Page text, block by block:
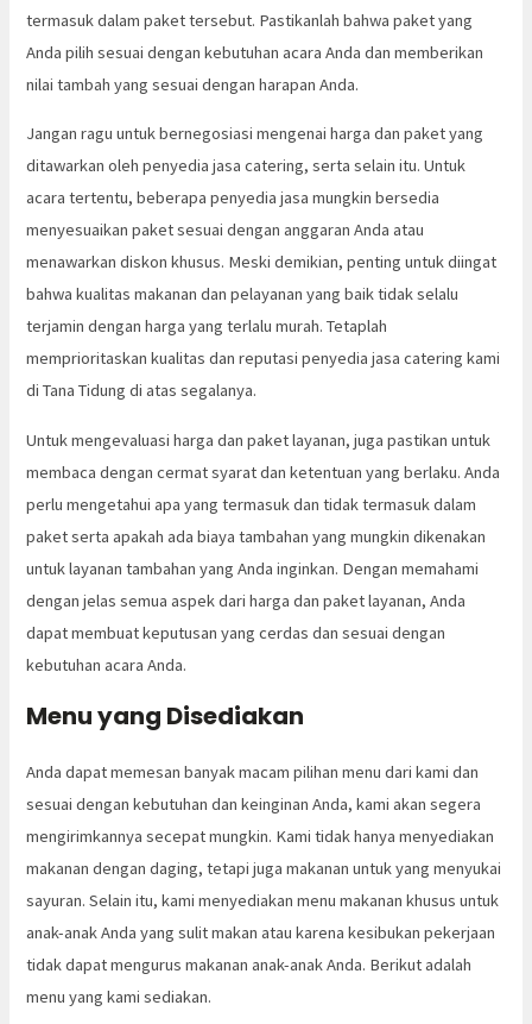
termasuk dalam paket tersebut. Pastikanlah bahwa paket yang
Anda pilih sesuai dengan kebutuhan acara Anda dan memberikan
nilai tambah yang sesuai dengan harapan Anda.
Jangan ragu untuk bernegosiasi mengenai harga dan paket yang
ditawarkan oleh penyedia jasa catering, serta selain itu. Untuk
acara tertentu, beberapa penyedia jasa mungkin bersedia
menyesuaikan paket sesuai dengan anggaran Anda atau
menawarkan diskon khusus. Meski demikian, penting untuk diingat
bahwa kualitas makanan dan pelayanan yang baik tidak selalu
terjamin dengan harga yang terlalu murah. Tetaplah
memprioritaskan kualitas dan reputasi penyedia jasa catering kami
di Tana Tidung di atas segalanya.
Untuk mengevaluasi harga dan paket layanan, juga pastikan untuk
membaca dengan cermat syarat dan ketentuan yang berlaku. Anda
perlu mengetahui apa yang termasuk dan tidak termasuk dalam
paket serta apakah ada biaya tambahan yang mungkin dikenakan
untuk layanan tambahan yang Anda inginkan. Dengan memahami
dengan jelas semua aspek dari harga dan paket layanan, Anda
dapat membuat keputusan yang cerdas dan sesuai dengan
kebutuhan acara Anda.
Menu yang Disediakan
Anda dapat memesan banyak macam pilihan menu dari kami dan
sesuai dengan kebutuhan dan keinginan Anda, kami akan segera
mengirimkannya secepat mungkin. Kami tidak hanya menyediakan
makanan dengan daging, tetapi juga makanan untuk yang menyukai
sayuran. Selain itu, kami menyediakan menu makanan khusus untuk
anak-anak Anda yang sulit makan atau karena kesibukan pekerjaan
tidak dapat mengurus makanan anak-anak Anda. Berikut adalah
menu yang kami sediakan.